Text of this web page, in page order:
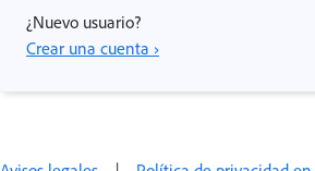
¿Nuevo usuario?
Crear una cuenta ›